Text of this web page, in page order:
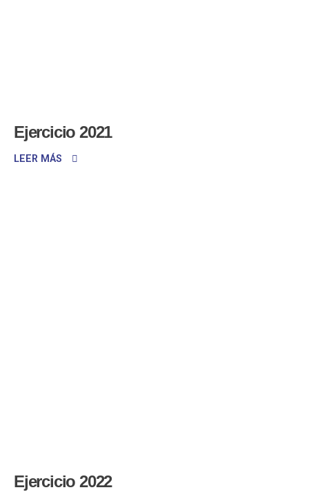
Ejercicio 2021
LEER MÁS
Ejercicio 2022